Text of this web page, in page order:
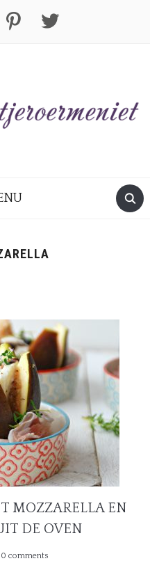
pinterest twitter
MOZZARELLA EN
DE OVEN
0 comments